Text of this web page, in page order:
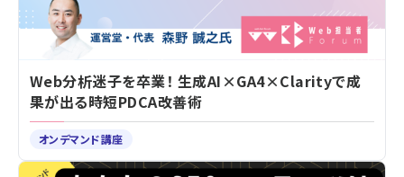
Web分析迷子を卒業！ 生成AI×GA4×Clarityで成
果が出る時短PDCA改善術
オンデマンド講座